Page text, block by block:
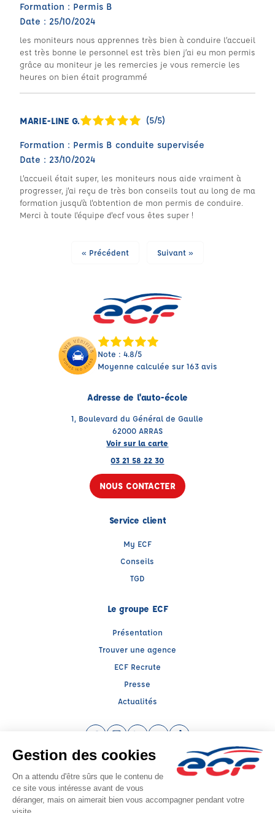
Formation : Permis B
Date : 25/10/2024
les moniteurs nous apprennes très bien à conduire l’accueil
est très bonne le personnel est très bien j’ai eu mon permis
grâce au moniteur je les remercies je vous remercie les
heures on bien était programmé
MARIE-LINE G. (5/5)
Formation : Permis B conduite supervisée
Date : 23/10/2024
L'accueil était super, les moniteurs nous aide vraiment à
progresser, j'ai reçu de très bon conseils tout au long de ma
formation jusqu'à l'obtention de mon permis de conduire.
Merci à toute l'équipe d'ecf vous êtes super !
« Précédent Suivant »
Note : 4.8/5
Moyenne calculée sur 163 avis
Adresse de l'auto-école
1, Boulevard du Général de Gaulle
62000 ARRAS
Voir sur la carte
03 21 58 22 30
NOUS CONTACTER
Service client
My ECF
Conseils
TGD
Le groupe ECF
Présentation
Trouver une agence
ECF Recrute
Presse
Actualités
Instagram (nouvelle fenêtre)
LinkedIn (nouvelle fenêtre)
YouTube (nouvelle fenêtre)
TikTok (nouvelle
Raison sociale : CENTRE DE FORMATION MALBRANCQ - Capital social: 30000€
SIREN: 879287332 - Numéro de TVA intracommunautaire: FR67879287332
Agrément n°E2006200030
Siège social : 72, Avenue de Lobbedez , ARRAS (62000) - Représentant légal :